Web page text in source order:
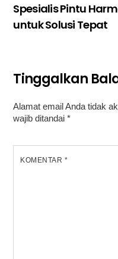
Spesialis Pintu
untuk Solusi Tepat
Tinggalkan
Alamat email Anda tidak
wajib ditandai*
KOMENTAR *